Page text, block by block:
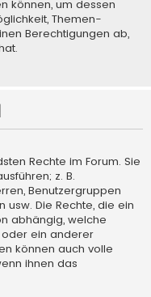
können, um dessen
Themen-
Berechtigungen ab,
Rechte im Forum. Sie
z. B.
Benutzergruppen
Die Rechte, die ein
abhängig, welche
oder ein anderer
können auch volle
ihnen das